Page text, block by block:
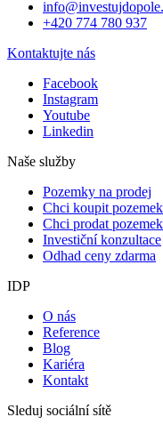
+420 774 780 937
Kontaktujte nás
Facebook
Instagram
Youtube
Linkedin
Naše služby
Pozemky na prodej
Chci koupit pozemek
Chci prodat pozemek
Investiční konzultace
Odhad ceny zdarma
IDP
O nás
Reference
Blog
Kariéra
Kontakt
Sleduj sociální sítě